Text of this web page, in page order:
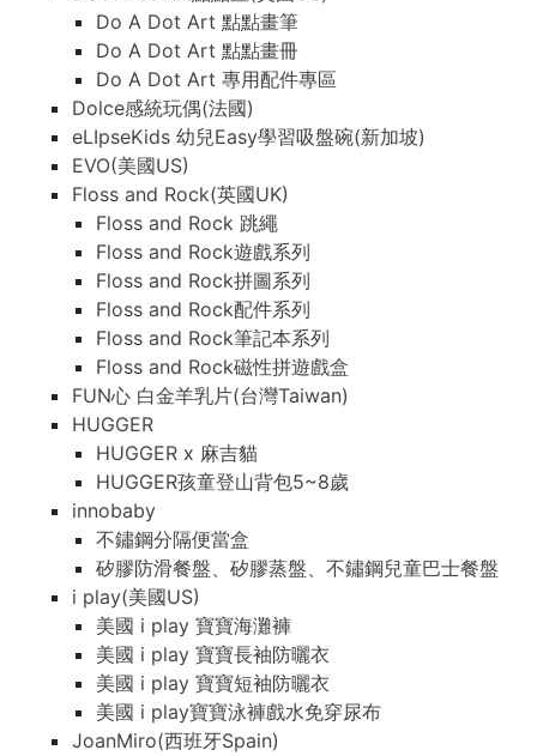
Do A Dot Art 點點畫筆
Do A Dot Art 點點畫冊
Do A Dot Art 專用配件專區
Dolce感統玩偶(法國)
eLIpseKids 幼兒Easy學習吸盤碗(新加坡)
EVO(美國US)
Floss and Rock(英國UK)
Floss and Rock 跳繩
Floss and Rock遊戲系列
Floss and Rock拼圖系列
Floss and Rock配件系列
Floss and Rock筆記本系列
Floss and Rock磁性拼遊戲盒
FUN心 白金羊乳片(台灣Taiwan)
HUGGER
HUGGER x 麻吉貓
HUGGER孩童登山背包5~8歲
innobaby
不鏽鋼分隔便當盒
矽膠防滑餐盤、矽膠蒸盤、不鏽鋼兒童巴士餐盤
i play(美國US)
美國 i play 寶寶海灘褲
美國 i play 寶寶長袖防曬衣
美國 i play 寶寶短袖防曬衣
美國 i play寶寶泳褲戲水免穿尿布
JoanMiro(西班牙Spain)